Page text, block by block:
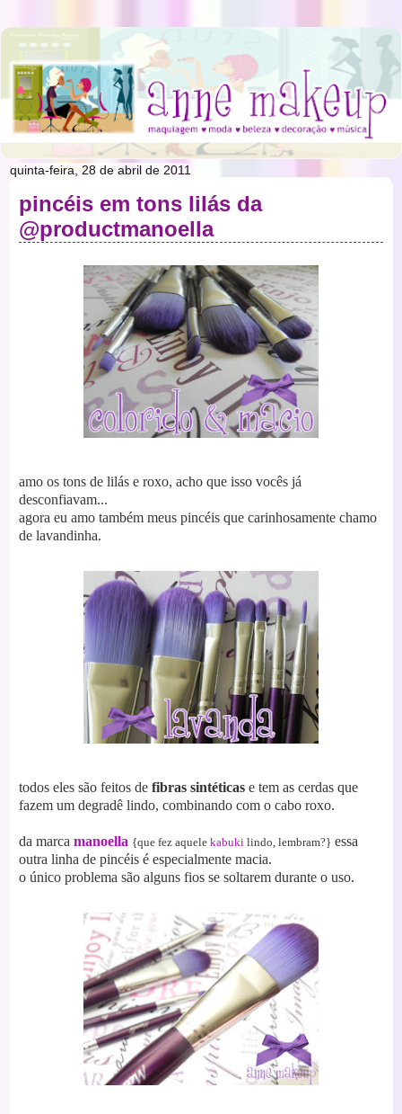
quinta-feira, 28 de abril de 2011
pincéis em tons lilás da
@productmanoella
amo os tons de lilás e roxo, acho que isso vocês já
desconfiavam...
agora eu amo também meus pincéis que carinhosamente chamo
de lavandinha.
todos eles são feitos de fibras sintéticas e tem as cerdas que
fazem um degradê lindo, combinando com o cabo roxo.
da marca manoella {que fez aquele kabuki lindo, lembram?} essa
outra linha de pincéis é especialmente macia.
o único problema são alguns fios se soltarem durante o uso.